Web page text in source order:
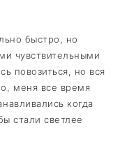
быстро, но
чувствительными
повозиться, но вся
меня все время
когда
стали светлее